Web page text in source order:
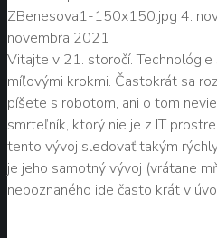
ZBenesova1-150x150.jpg 4.
novembra 2021
Vitajte v 21. storočí. Technológie
míľovými krokmi. Častokrát sa
píšete s robotom, ani o tom
smrteľník, ktorý nie je z IT
tento vývoj sledovať takým
je jeho samotný vývoj (vrátane
nepoznaného ide často krát v